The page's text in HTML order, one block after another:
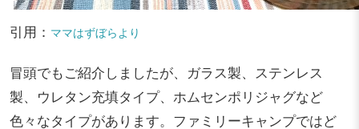
引用： ママはずぼらより
冒頭でもご紹介しましたが、ガラス製、ステンレス
製、ウレタン充填タイプ、ホムセンポリジャグなど
色々なタイプがあります。ファミリーキャンプではど